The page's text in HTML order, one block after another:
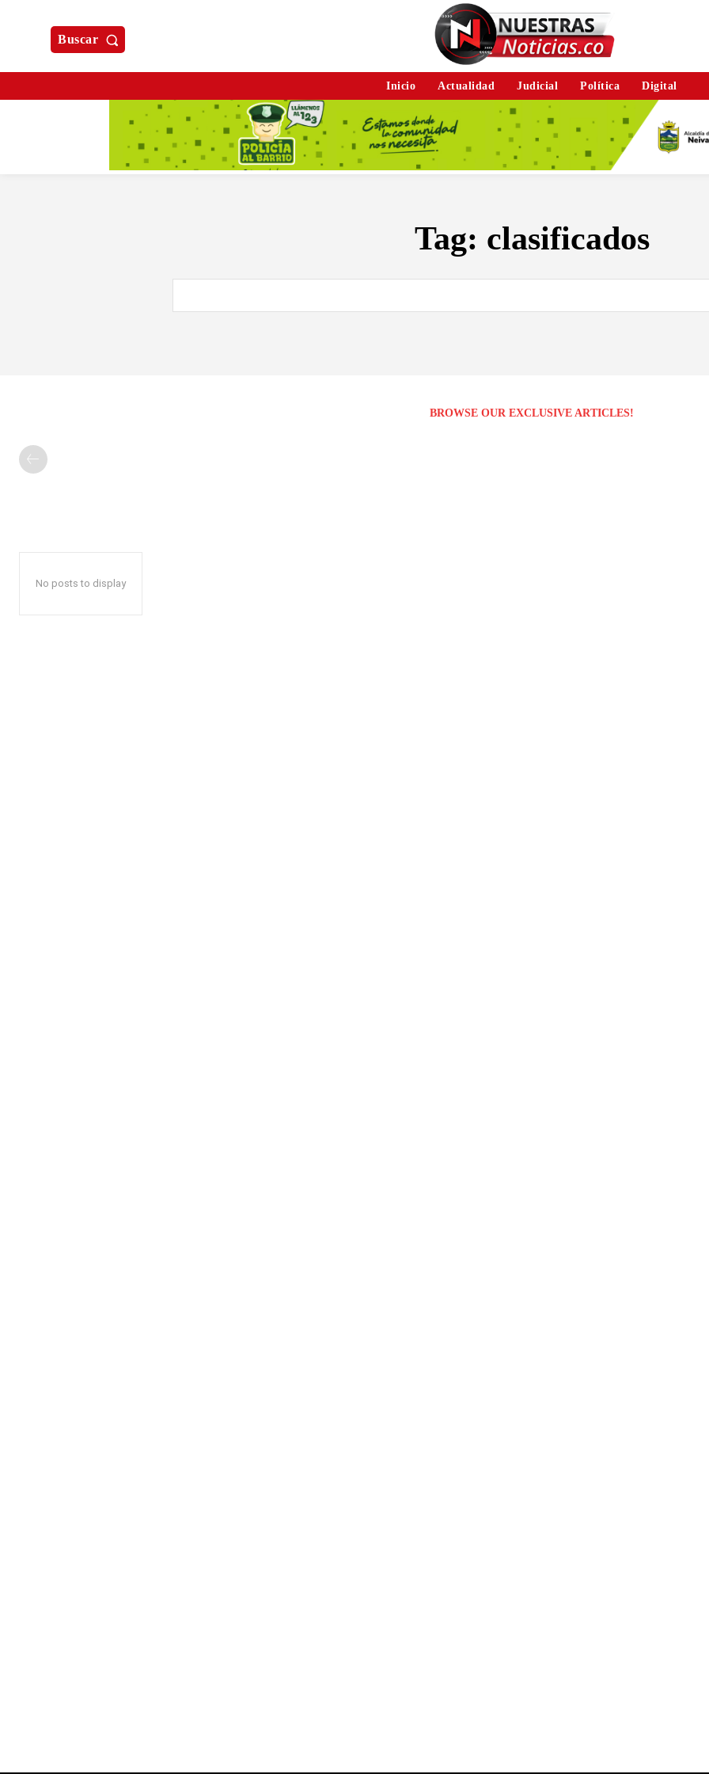
Buscar
Inicio Actualidad Judicial Política Digital
Tag: clasificados
BROWSE OUR EXCLUSIVE ARTICLES!
No posts to display